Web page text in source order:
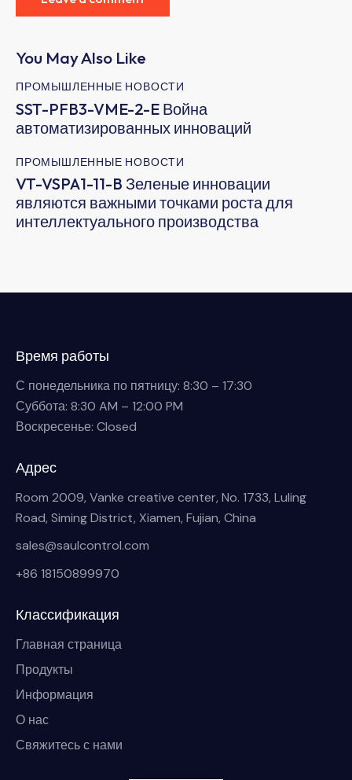
You May Also Like
ПРОМЫШЛЕННЫЕ НОВОСТИ
SST-PFB3-VME-2-E Война
автоматизированных инноваций
ПРОМЫШЛЕННЫЕ НОВОСТИ
VT-VSPA1-11-B Зеленые инновации
являются важными точками роста для
интеллектуального производства
Время работы
С понедельника по пятницу: 8:30 – 17:30
Суббота: 8:30 AM – 12:00 PM
Воскресенье: Closed
Адрес
Room 2009, Vanke creative center, No. 1733, Luling
Road, Siming District, Xiamen, Fujian, China
sales@saulcontrol.com
+86 18150899970
Классификация
Главная страница
Продукты
Информация
О нас
Свяжитесь с нами